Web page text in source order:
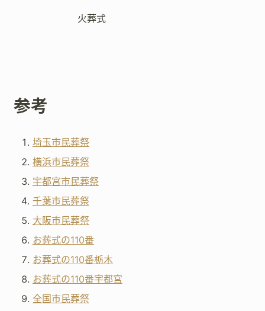
火葬式
参考
埼玉市民葬祭
横浜市民葬祭
宇都宮市民葬祭
千葉市民葬祭
大阪市民葬祭
お葬式の110番
お葬式の110番栃木
お葬式の110番宇都宮
全国市民葬祭